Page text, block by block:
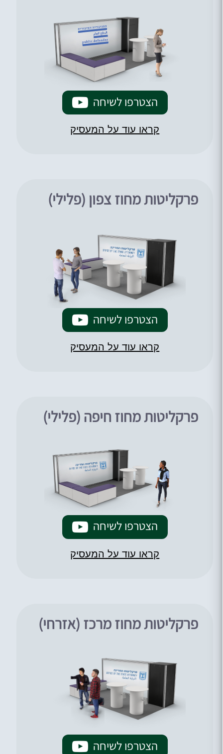
הצטרפו לשיחה
קראו עוד על המעסיק
פרקליטות מחוז צפון (פלילי)
הצטרפו לשיחה
קראו עוד על המעסיק
פרקליטות מחוז חיפה (פלילי)
הצטרפו לשיחה
קראו עוד על המעסיק
פרקליטות מחוז מרכז (אזרחי)
הצטרפו לשיחה